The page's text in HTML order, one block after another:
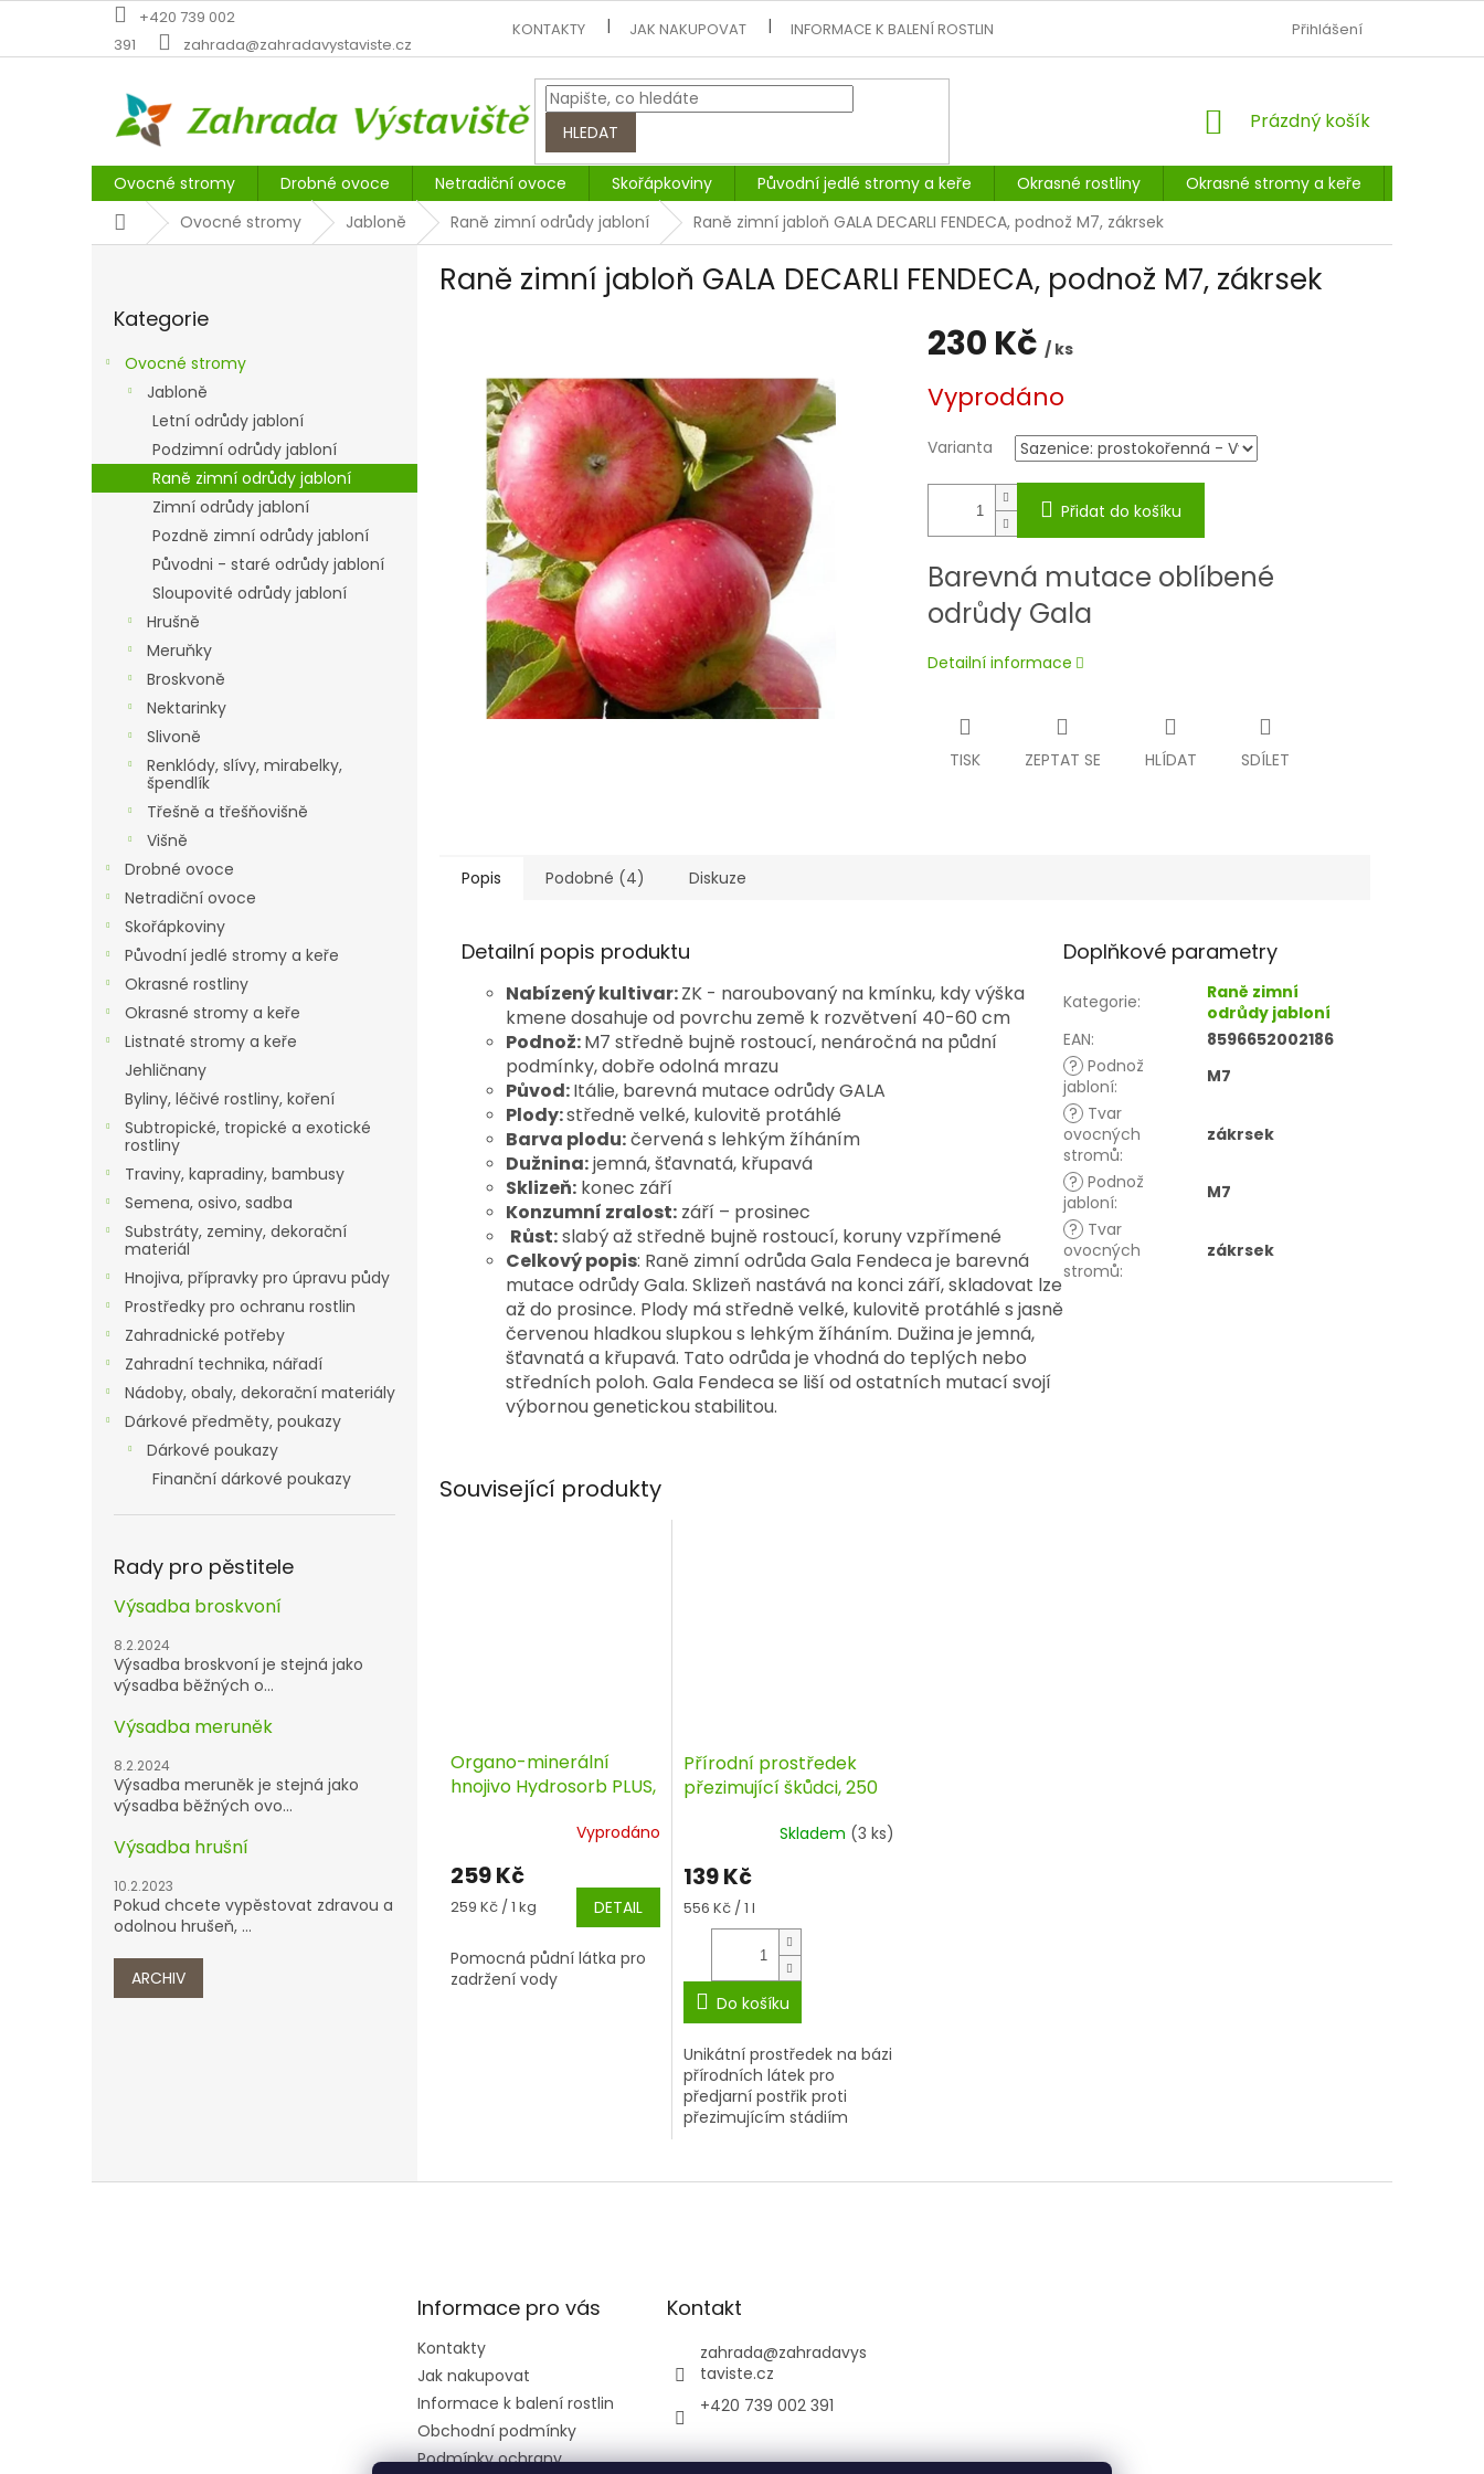
obsah
+420 739 002
391
zahrada@zahradavystaviste.cz
KONTAKTY JAK NAKUPOVAT INFORMACE K BALENÍ ROSTLIN PODMÍNKY OCHRANY OSOBNÍCH
Přihlášení
HLEDAT
NÁKUPNÍ
Prázdný košík
Ovocné stromy Drobné ovoce Netradiční ovoce Skořápkoviny Původní jedlé stromy a keře Okrasné rostliny Okrasné stromy a keře
DomůOvocné stromy Jabloně Raně zimní odrůdy jabloní Raně zimní jabloň GALA DECARLI FENDECA, podnož M7, zákrsek
a
kategorie
Kategorie
Ovocné stromy
Jabloně
Letní odrůdy jabloní
Podzimní odrůdy jabloní
Raně zimní odrůdy jabloní
Zimní odrůdy jabloní
Pozdně zimní odrůdy jabloní
Původni - staré odrůdy jabloní
Sloupovité odrůdy jabloní
Hrušně
Meruňky
Broskvoně
Nektarinky
Slivoně
Renklódy, slívy, mirabelky,
špendlík
Třešně a třešňovišně
Višně
Drobné ovoce
Netradiční ovoce
Skořápkoviny
Původní jedlé stromy a keře
Okrasné rostliny
Okrasné stromy a keře
Listnaté stromy a keře
Jehličnany
Byliny, léčivé rostliny, koření
Subtropické, tropické a exotické
rostliny
Traviny, kapradiny, bambusy
Semena, osivo, sadba
Substráty, zeminy, dekorační
materiál
Hnojiva, přípravky pro úpravu půdy
Prostředky pro ochranu rostlin
Zahradnické potřeby
Zahradní technika, nářadí
Nádoby, obaly, dekorační materiály
Dárkové předměty, poukazy
Dárkové poukazy
Finanční dárkové poukazy
Rady pro pěstitele
Výsadba broskvoní
8.2.2024
Výsadba broskvoní je stejná jako
výsadba běžných o...
Výsadba meruněk
8.2.2024
Výsadba meruněk je stejná jako
výsadba běžných ovo...
Výsadba hrušní
10.2.2023
Pokud chcete vypěstovat zdravou a
odolnou hrušeň, ...
ARCHIV
Raně zimní jabloň GALA DECARLI FENDECA, podnož M7, zákrsek
230 Kč / ks
cena:
Vyprodáno
Varianta
Přidat do košíku
Barevná mutace oblíbené
odrůdy Gala
Detailní informace
TISK ZEPTAT SE HLÍDAT SDÍLET
Popis Podobné (4) Diskuze
Detailní popis produktu
Nabízený kultivar:ZK - naroubovaný na kmínku, kdy výška
kmene dosahuje od povrchu země k rozvětvení 40-60 cm
Podnož:M7 středně bujně rostoucí, nenáročná na půdní
podmínky, dobře odolná mrazu
Původ:Itálie, barevná mutace odrůdy GALA
Plody:středně velké, kulovitě protáhlé
Barva plodu:červená s lehkým žíháním
Dužnina:jemná, šťavnatá, křupavá
Sklizeň: konec září
Konzumní zralost: září – prosinec
Růst:slabý až středně bujně rostoucí, koruny vzpřímené
Celkový popis: Raně zimní odrůda Gala Fendeca je barevná
mutace odrůdy Gala. Sklizeň nastává na konci září, skladovat lze
až do prosince. Plody má středně velké, kulovitě protáhlé s jasně
červenou hladkou slupkou s lehkým žíháním. Dužina je jemná,
šťavnatá a křupavá. Tato odrůda je vhodná do teplých nebo
středních poloh. Gala Fendeca se liší od ostatních mutací svojí
výbornou genetickou stabilitou.
Doplňkové parametry
Kategorie:
Raně zimní
odrůdy jabloní
EAN:
8596652002186
? Podnož
jabloní:
M7
? Tvar
ovocných
stromů:
zákrsek
? Podnož
jabloní:
M7
? Tvar
ovocných
stromů:
zákrsek
Související produkty
Organo-minerální
hnojivo Hydrosorb PLUS,
Vyprodáno
259 Kč
Měrná
259 Kč / 1 kg DETAIL
Pomocná půdní látka pro
zadržení vody
Přírodní prostředek
přezimující škůdci, 250
Skladem (3 ks)
139 Kč
Měrná
cena:
556 Kč / 1 l
Do košíku
Unikátní prostředek na bázi
přírodních látek pro
předjarní postřik proti
přezimujícím stádiím
Informace pro vás
Kontakty
Jak nakupovat
Informace k balení rostlin
Obchodní podmínky
Podmínky ochrany
Kontakt
zahrada@zahradavys
taviste.cz
+420 739 002 391